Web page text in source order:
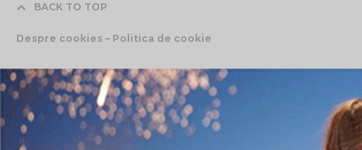
BACK TO TOP
Despre cookies – Politica de cookie